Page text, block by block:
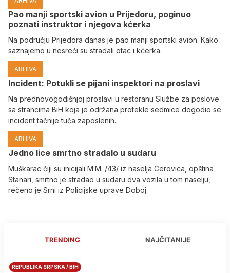
Pao manji sportski avion u Prijedoru, poginuo
poznati instruktor i njegova kćerka
Na području Prijedora danas je pao manji sportski avion. Kako
saznajemo u nesreći su stradali otac i kćerka.
ARHIVA
Incident: Potukli se pijani inspektori na proslavi
Na prednovogodišnjoj proslavi u restoranu Službe za poslove
sa strancima BiH koja je održana protekle sedmice dogodio se
incident tačnije tuča zaposlenih.
ARHIVA
Јedno lice smrtno stradalo u sudaru
Muškarac čiji su inicijali M.M. /43/ iz naselja Cerovica, opština
Stanari, smrtno je stradao u sudaru dva vozila u tom naselju,
rečeno je Srni iz Policijske uprave Doboj.
TRENDING NAJČITANIJE
REPUBLIKA SRPSKA / BIH